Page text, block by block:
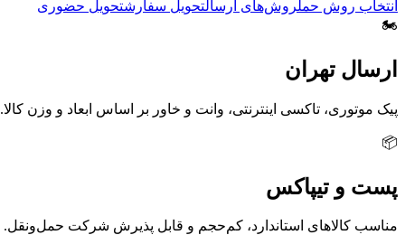
انتخاب روش حملروش‌های ارسالتحویل سفارشتحویل حضوری
🏍️
ارسال تهران
پیک موتوری، تاکسی اینترنتی، وانت و خاور بر اساس ابعاد و وزن کالا.
📦
پست و تیپاکس
مناسب کالاهای استاندارد، کم‌حجم و قابل پذیرش شرکت حمل‌ونقل.